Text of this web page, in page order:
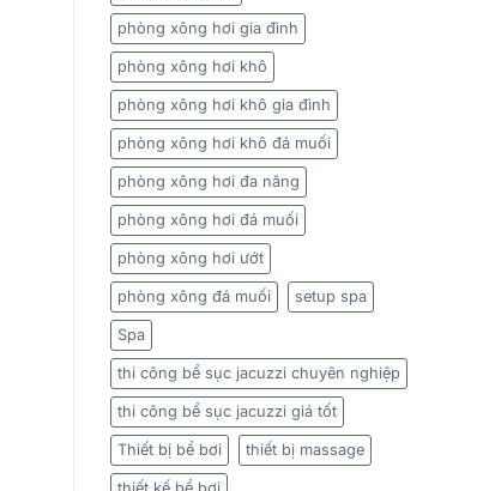
phòng xông hơi gia đình
phòng xông hơi khô
phòng xông hơi khô gia đình
phòng xông hơi khô đá muối
phòng xông hơi đa năng
phòng xông hơi đá muối
phòng xông hơi ướt
phòng xông đá muối setup spa
Spa
thi công bể sục jacuzzi chuyên nghiệp
thi công bể sục jacuzzi giá tốt
Thiết bị bể bơi thiết bị massage